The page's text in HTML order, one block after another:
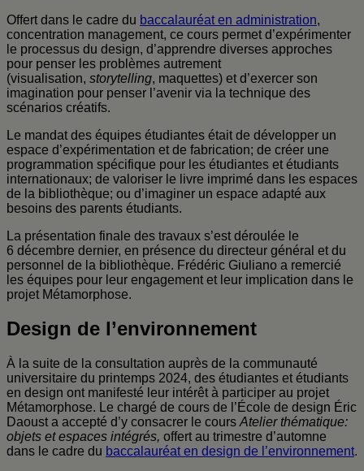
Offert dans le cadre du baccalauréat en administration,
concentration management, ce cours permet d’expérimenter
le processus du design, d’apprendre diverses approches
pour penser les problèmes autrement
(visualisation, storytelling, maquettes) et d’exercer son
imagination pour penser l’avenir via la technique des
scénarios créatifs.
Le mandat des équipes étudiantes était de développer un
espace d’expérimentation et de fabrication; de créer une
programmation spécifique pour les étudiantes et étudiants
internationaux; de valoriser le livre imprimé dans les espaces
de la bibliothèque; ou d’imaginer un espace adapté aux
besoins des parents étudiants.
La présentation finale des travaux s’est déroulée le
6 décembre dernier, en présence du directeur général et du
personnel de la bibliothèque. Frédéric Giuliano a remercié
les équipes pour leur engagement et leur implication dans le
projet Métamorphose.
Design de l’environnement
À la suite de la consultation auprès de la communauté
universitaire du printemps 2024, des étudiantes et étudiants
en design ont manifesté leur intérêt à participer au projet
Métamorphose. Le chargé de cours de l’École de design Éric
Daoust a accepté d’y consacrer le cours Atelier thématique:
objets et espaces intégrés, offert au trimestre d’automne
dans le cadre du baccalauréat en design de l’environnement.